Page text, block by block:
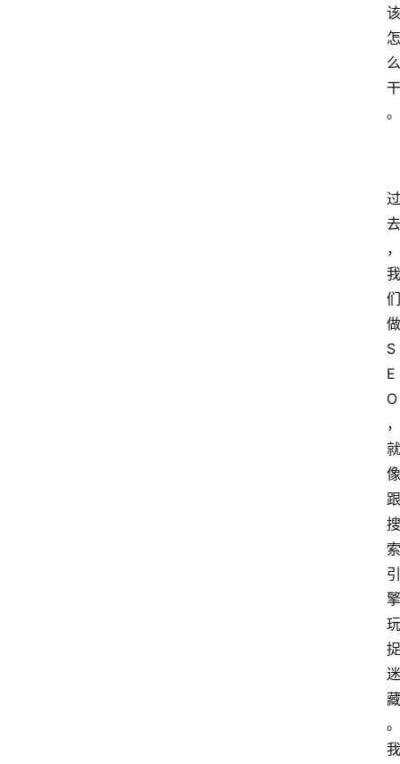
该
怎
么
干
。
过
去
，
我
们
做
S
E
O
，
就
像
跟
搜
索
引
擎
玩
捉
迷
藏
。
我